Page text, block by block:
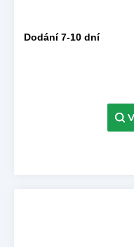
Dodání 7-10 dní